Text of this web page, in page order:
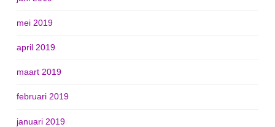
mei 2019
april 2019
maart 2019
februari 2019
januari 2019